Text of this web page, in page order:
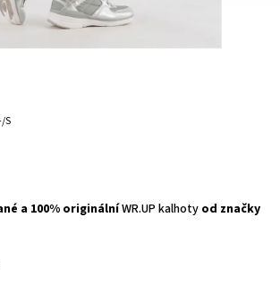
S
a 100% originálníWR.UP kalhoty od značky